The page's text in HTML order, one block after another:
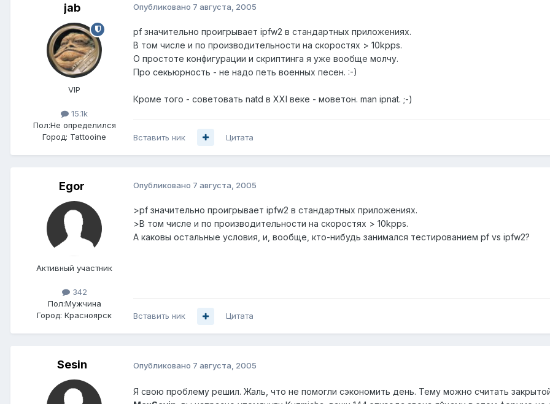
jab
VIP
15.1k
Пол:Не определился
Город: Tattooine
Опубликовано 7 августа, 2005
pf значительно проигрывает ipfw2 в стандартных приложениях.
В том числе и по производительности на скоростях > 10kpps.
О простоте конфигурации и скриптинга я уже вообще молчу.
Про секьюрность - не надо петь военных песен. :-)
Кроме того - советовать natd в XXI веке - моветон. man ipnat. ;-)
Вставить ник Цитата
Egor
Активный участник
342
Пол:Мужчина
Город: Красноярск
Опубликовано 7 августа, 2005
>pf значительно проигрывает ipfw2 в стандартных приложениях.
>В том числе и по производительности на скоростях > 10kpps.
А каковы остальные условия, и, вообще, кто-нибудь занимался тестированием pf vs ipfw2?
Вставить ник Цитата
Sesin Опубликовано 7 августа, 2005
Я свою проблему решил. Жаль, что не помогли сэкономить день. Тему можно считать